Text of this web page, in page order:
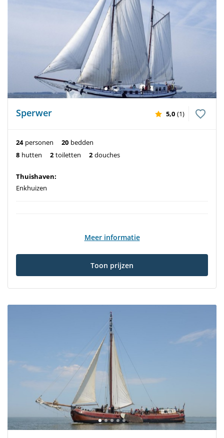
Sperwer 5,0 (1)
24 personen 20 bedden
8 hutten 2 toiletten 2 douches
Thuishaven:
Enkhuizen
Meer informatie
Toon prijzen